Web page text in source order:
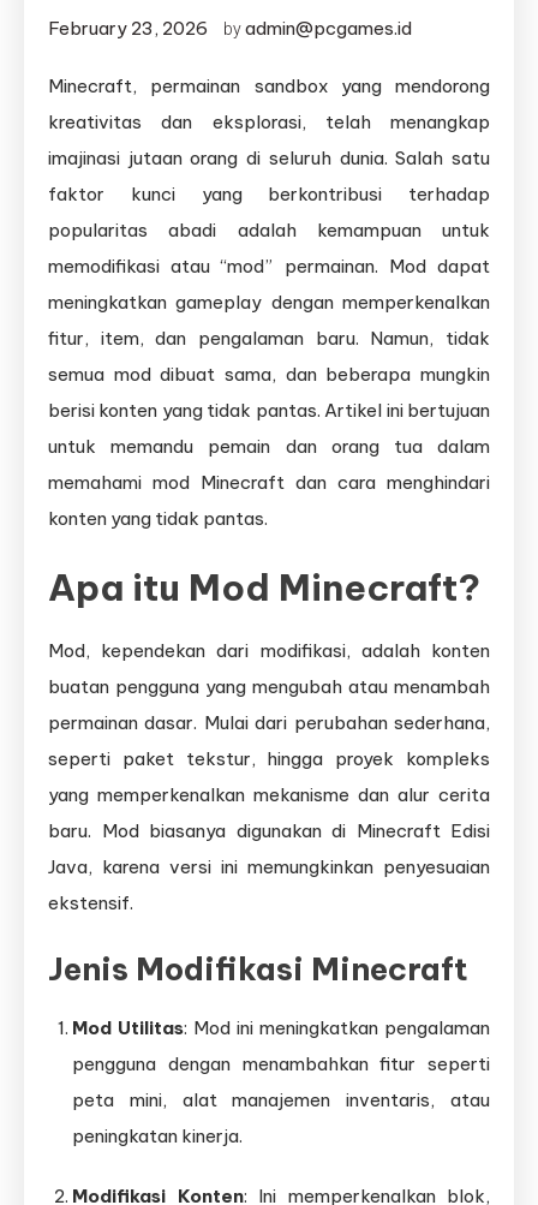
February 23, 2026 byadmin@pcgames.id
Minecraft, permainan sandbox yang mendorong
kreativitas dan eksplorasi, telah menangkap
imajinasi jutaan orang di seluruh dunia. Salah satu
faktor kunci yang berkontribusi terhadap
popularitas abadi adalah kemampuan untuk
memodifikasi atau “mod” permainan. Mod dapat
meningkatkan gameplay dengan memperkenalkan
fitur, item, dan pengalaman baru. Namun, tidak
semua mod dibuat sama, dan beberapa mungkin
berisi konten yang tidak pantas. Artikel ini bertujuan
untuk memandu pemain dan orang tua dalam
memahami mod Minecraft dan cara menghindari
konten yang tidak pantas.
Apa itu Mod Minecraft?
Mod, kependekan dari modifikasi, adalah konten
buatan pengguna yang mengubah atau menambah
permainan dasar. Mulai dari perubahan sederhana,
seperti paket tekstur, hingga proyek kompleks
yang memperkenalkan mekanisme dan alur cerita
baru. Mod biasanya digunakan di Minecraft Edisi
Java, karena versi ini memungkinkan penyesuaian
ekstensif.
Jenis Modifikasi Minecraft
Mod Utilitas: Mod ini meningkatkan pengalaman
pengguna dengan menambahkan fitur seperti
peta mini, alat manajemen inventaris, atau
peningkatan kinerja.
Modifikasi Konten: Ini memperkenalkan blok,